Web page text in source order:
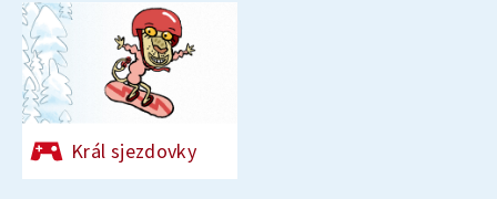
Král sjezdovky